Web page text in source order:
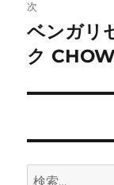
ー
シ
次
次
の
稿:
ベンガリ
ク
検